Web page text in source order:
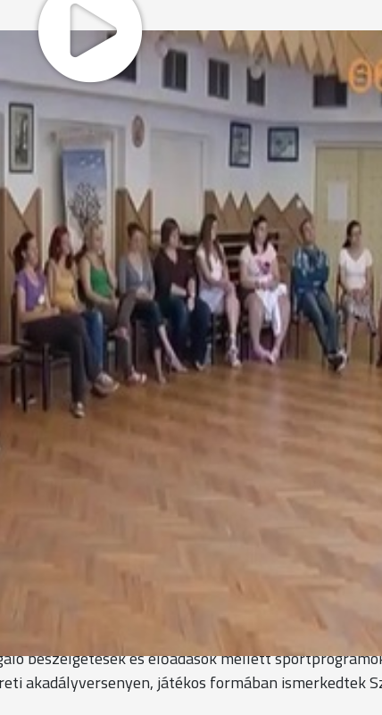
a fiataloknak, hogy az orvosi egyetem
környezetének is időre volt szüksége, amíg
tábora hitük megerősítésében is segít a fiataloknak
a közösségnek, a küzdelmeknek, a
keretei között erre is tudunk lehetőséget adni,
egy lelki elmélyülést, egy spirituális
kezdi felsőfokú tanulmányait. A
állították össze. Az első nap tréfás, játékos
mi segíti ill. mi gátolja a hitük megélésében, sokan
élnek, és azt mondták, hogy itt a kollégiumban
lakói lesznek szeptembertől, ezért is
az nagyban befolyásolja majd, hogy hogyan
meg, ezért jutott a választásunk erre a
a függvényében működött.
beszélgetések és előadások mellett
akadályversenyen, játékos formában ismerkedtek